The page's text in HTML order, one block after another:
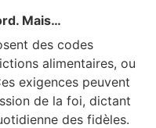
Mais…
des codes
alimentaires, ou
exigences peuvent
de la foi, dictant
des fidèles.